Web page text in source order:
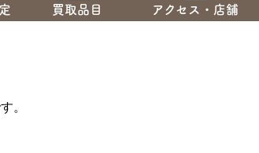
買取品目 アクセス・店舗
。